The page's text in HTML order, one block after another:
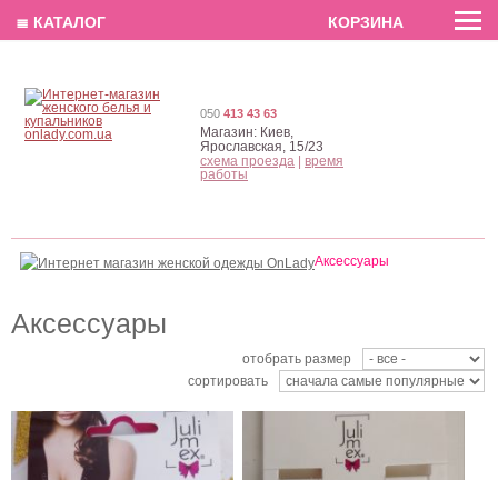
EN РУС
Аксессуары
отобрать размер
сортировать
Двусторонний пластырь,
Прозрачные бретельки
Аксессуары
050 413 43 63
Магазин: Киев,
Ярославская, 15/23
схема проезда
время
работы
≣ КАТАЛОГ КОРЗИНА